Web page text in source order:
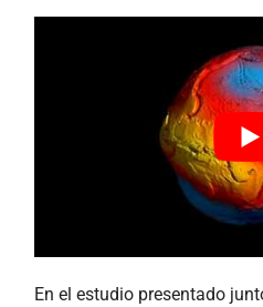
En el estudio presentado